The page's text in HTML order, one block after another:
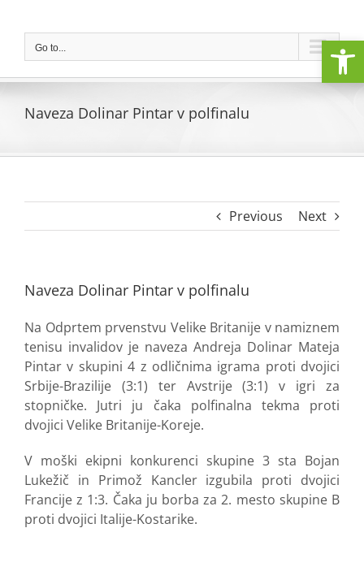
contentGo to...
Naveza Dolinar Pintar v polfinalu
Previous Next
Naveza Dolinar Pintar v polfinalu
Na Odprtem prvenstvu Velike Britanije v namiznem
tenisu invalidov je naveza Andreja Dolinar Mateja
Pintar v skupini 4 z odličnima igrama proti dvojici
Srbije-Brazilije (3:1) ter Avstrije (3:1) v igri za
stopničke. Jutri ju čaka polfinalna tekma proti
dvojici Velike Britanije-Koreje.
V moški ekipni konkurenci skupine 3 sta Bojan
Lukežič in Primož Kancler izgubila proti dvojici
Francije z 1:3. Čaka ju borba za 2. mesto skupine B
proti dvojici Italije-Kostarike.